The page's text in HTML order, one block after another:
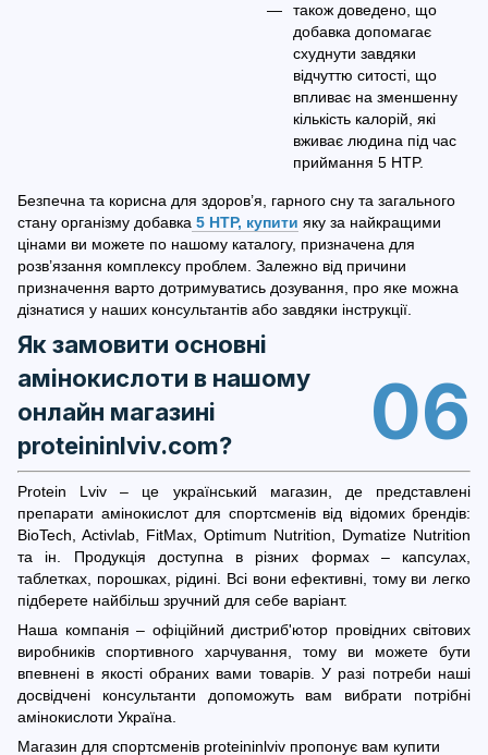
також доведено, що
добавка допомагає
схуднути завдяки
відчуттю ситості, що
впливає на зменшенну
кількість калорій, які
вживає людина під час
приймання 5 HTP.
Безпечна та корисна для здоров’я, гарного сну та загального
стану організму добавка 5 HTP, купити яку за найкращими
цінами ви можете по нашому каталогу, призначена для
розв’язання комплексу проблем. Залежно від причини
призначення варто дотримуватись дозування, про яке можна
дізнатися у наших консультантів або завдяки інструкції.
Як замовити основні
амінокислоти в нашому
онлайн магазині
proteininlviv.com?
06
Protein Lviv – це український магазин, де представлені
препарати амінокислот для спортсменів від відомих брендів:
BioTech, Activlab, FitMax, Optimum Nutrition, Dymatize Nutrition
та ін. Продукція доступна в різних формах – капсулах,
таблетках, порошках, рідині. Всі вони ефективні, тому ви легко
підберете найбільш зручний для себе варіант.
Наша компанія – офіційний дистриб'ютор провідних світових
виробників спортивного харчування, тому ви можете бути
впевнені в якості обраних вами товарів. У разі потреби наші
досвідчені консультанти допоможуть вам вибрати потрібні
амінокислоти Україна.
Магазин для спортсменів proteininlviv пропонує вам купити